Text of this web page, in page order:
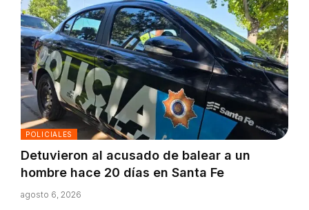
POLICIALES
Detuvieron al acusado de balear a un
hombre hace 20 días en Santa Fe
agosto 6, 2026